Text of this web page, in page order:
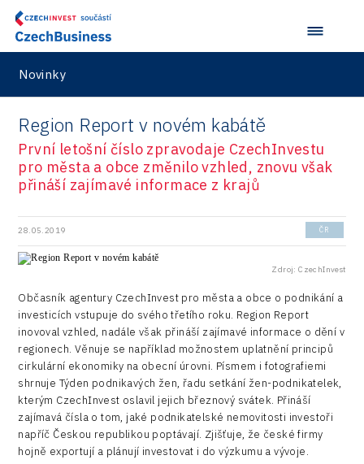
Retailys
Stavario
VisionCraft
Hunter Games
LAM-X
Virtual Lab
Production
Testing
Aerospace
City
Drones
Manufacturing
Rail
Connectivity
Consulting
Data services
Devices
Infrastructure
Inovace
Kreativní průmysl
Marketing
Podpora podnikání
PPP projekty
Průmyslová zóna
Společenská odpovědnost
Technické vzdělávání
Zaměstnanost
Investice v obcích a městech 2022
Investice v obcích a městech 2023
Investičně atraktivní region 2019
Konference Potenciál místní ekonomiky 2021
Konference Potenciál místní ekonomiky 2019
Představení průběžného pokroku projektu
Pasportizace
Praha a střední Čechy
Ústí nad Labem
Zlín
Novinky
Region Report v novém kabátě
První letošní číslo zpravodaje CzechInvestu
pro města a obce změnilo vzhled, znovu však
přináší zajímavé informace z krajů
28.05.2019 ČR
Zdroj: CzechInvest
Občasník agentury CzechInvest pro města a obce o podnikání a
investicích vstupuje do svého třetího roku. Region Report
inovoval vzhled, nadále však přináší zajímavé informace o dění v
regionech. Věnuje se například možnostem uplatnění principů
cirkulární ekonomiky na obecní úrovni. Písmem i fotografiemi
shrnuje Týden podnikavých žen, řadu setkání žen-podnikatelek,
kterým CzechInvest oslavil jejich březnový svátek. Přináší
zajímavá čísla o tom, jaké podnikatelské nemovitosti investoři
napříč Českou republikou poptávají. Zjišťuje, že české firmy
hojně exportují a plánují investovat i do výzkumu a vývoje.